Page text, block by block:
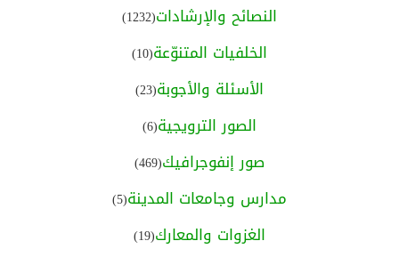
النصائح والإرشادات(1232)
الخلفيات المتنوّعة(10)
الأسئلة والأجوبة(23)
الصور الترويجية(6)
صور إنفوجرافيك(469)
مدارس وجامعات المدينة(5)
الغزوات والمعارك(19)